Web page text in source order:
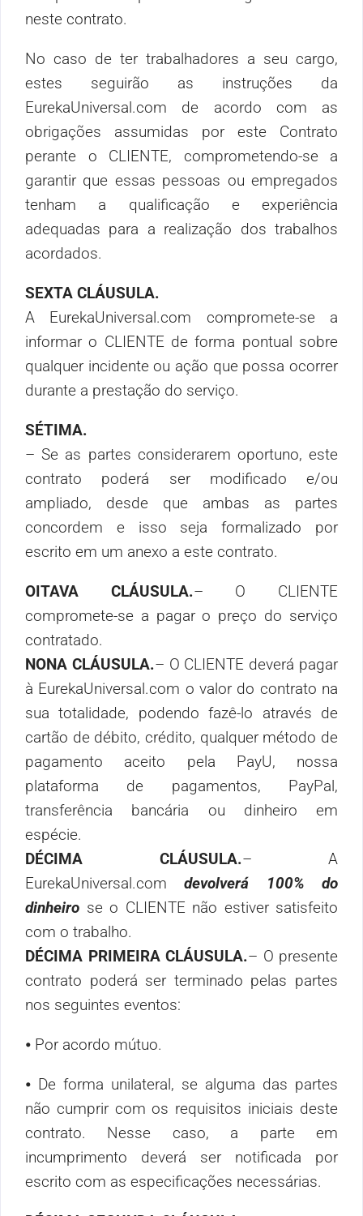
neste contrato.
No caso de ter trabalhadores a seu cargo,
estes seguirão as instruções da
EurekaUniversal.com de acordo com as
obrigações assumidas por este Contrato
perante o CLIENTE, comprometendo-se a
garantir que essas pessoas ou empregados
tenham a qualificação e experiência
adequadas para a realização dos trabalhos
acordados.
SEXTA CLÁUSULA.
A EurekaUniversal.com compromete-se a
informar o CLIENTE de forma pontual sobre
qualquer incidente ou ação que possa ocorrer
durante a prestação do serviço.
SÉTIMA.
– Se as partes considerarem oportuno, este
contrato poderá ser modificado e/ou
ampliado, desde que ambas as partes
concordem e isso seja formalizado por
escrito em um anexo a este contrato.
OITAVA CLÁUSULA.– O CLIENTE
compromete-se a pagar o preço do serviço
contratado.
NONA CLÁUSULA.– O CLIENTE deverá pagar
à EurekaUniversal.com o valor do contrato na
sua totalidade, podendo fazê-lo através de
cartão de débito, crédito, qualquer método de
pagamento aceito pela PayU, nossa
plataforma de pagamentos, PayPal,
transferência bancária ou dinheiro em
espécie.
DÉCIMA CLÁUSULA.– A
EurekaUniversal.comdevolverá 100% do
dinheiro se o CLIENTE não estiver satisfeito
com o trabalho.
DÉCIMA PRIMEIRA CLÁUSULA.– O presente
contrato poderá ser terminado pelas partes
nos seguintes eventos:
⦁ Por acordo mútuo.
⦁ De forma unilateral, se alguma das partes
não cumprir com os requisitos iniciais deste
contrato. Nesse caso, a parte em
incumprimento deverá ser notificada por
escrito com as especificações necessárias.